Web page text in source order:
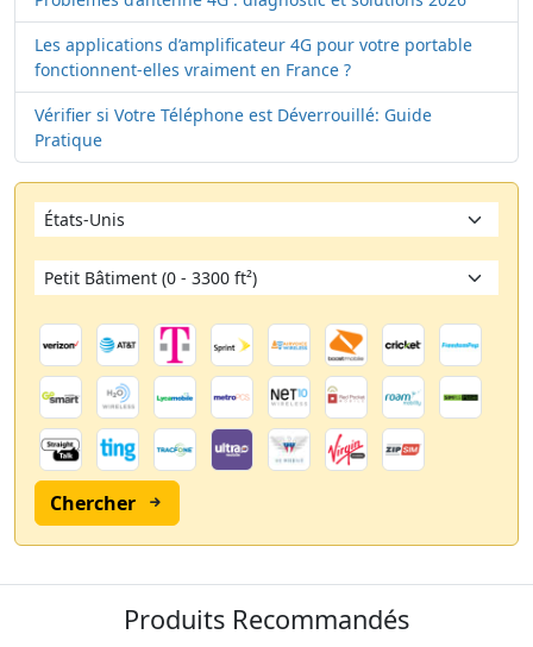
Les applications d’amplificateur 4G pour votre portable
fonctionnent-elles vraiment en France ?
Vérifier si Votre Téléphone est Déverrouillé: Guide
Pratique
Chercher
Produits Recommandés